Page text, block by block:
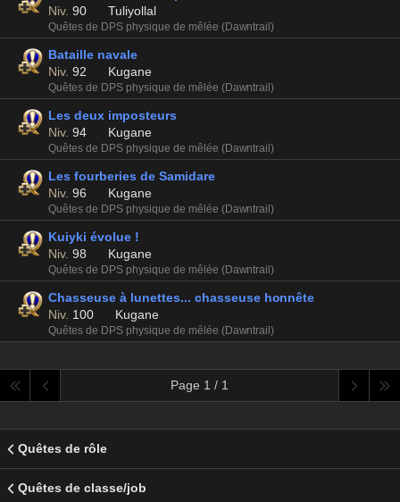
Niv. 90 Tuliyollal
Quêtes de DPS physique de mêlée (Dawntrail)
Bataille navale
Niv. 92 Kugane
Quêtes de DPS physique de mêlée (Dawntrail)
Les deux imposteurs
Niv. 94 Kugane
Quêtes de DPS physique de mêlée (Dawntrail)
Les fourberies de Samidare
Niv. 96 Kugane
Quêtes de DPS physique de mêlée (Dawntrail)
Kuiyki évolue !
Niv. 98 Kugane
Quêtes de DPS physique de mêlée (Dawntrail)
Chasseuse à lunettes... chasseuse honnête
Niv. 100 Kugane
Quêtes de DPS physique de mêlée (Dawntrail)
Page 1 / 1
Quêtes de rôle
Quêtes de classe/job